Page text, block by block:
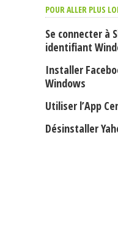
POUR ALLER PLUS
Se connecter à
identifiant
Installer
Windows
Utiliser l’App
Désinstaller